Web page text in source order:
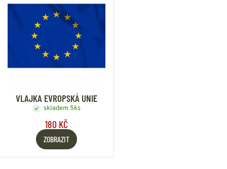
VLAJKA EVROPSKÁ UNIE
skladem 5ks
180 KČ
ZOBRAZIT